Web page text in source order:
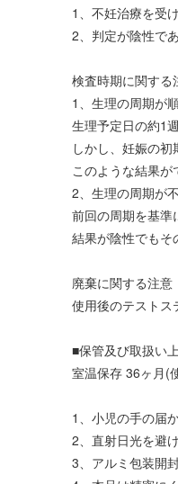
1、不妊治療を受
2、判定が陰性で
検査時期に関する
1、生理の周期が
生理予定日の約1
しかし、妊娠の
このような結果が
2、生理の周期が
前回の周期を基準
結果が陰性でもそ
廃棄に関する注意
使用後のテストス
■保管及び取扱い
室温保存 36ヶ月(
1、小児の手の届
2、直射日光を避
3、アルミ包装開